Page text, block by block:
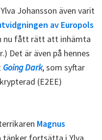
Johansson även varit
av Europols
nu fått rätt att inhämta
Det är även på hennes
Going Dark, som syftar
(E2EE)
Magnus
fortsätta i Ylva